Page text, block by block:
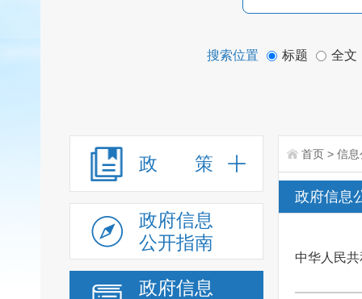
搜索位置 标题 全文
政 策
政府信息
公开指南
政府信息
首页 > 信息
政府信息
中华人民